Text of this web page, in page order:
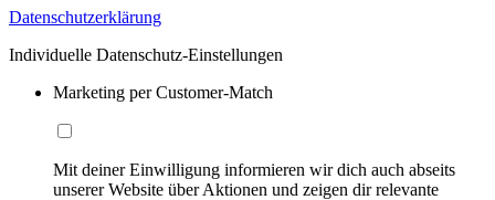
Datenschutzerklärung
Individuelle Datenschutz-Einstellungen
Marketing per Customer-Match
Mit deiner Einwilligung informieren wir dich auch abseits
unserer Website über Aktionen und zeigen dir relevante